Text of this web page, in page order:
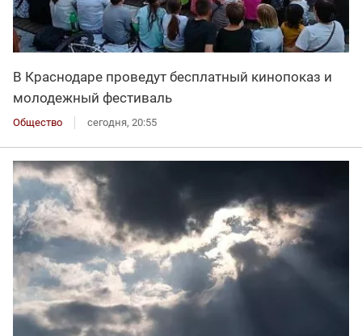
В Краснодаре проведут бесплатный кинопоказ и
молодежный фестиваль
Общество сегодня, 20:55